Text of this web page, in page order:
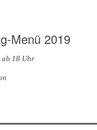
Menü 2019
18 Uhr